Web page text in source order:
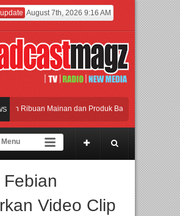
August 7th, 2026 9:16 AM
Ribuan Mainan dan Produk Bayi dari Seluruh
Peluang Bisnis Industri Gifts dan Housewares
Dan Semangat Lokal, BIRKENSTOCK
Ribuan Mainan dan Produk Bayi dari Seluruh
Febian
Video Clip